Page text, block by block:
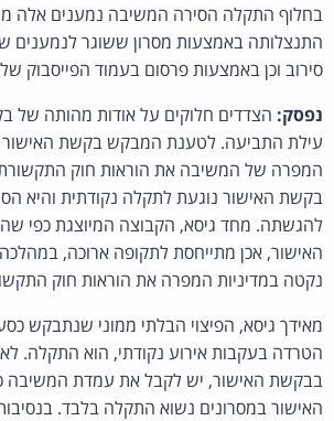
בחלוף התקלה הסירה המשיבה נמענים אלה
התנצלותה באמצעות מסרון ששוגר לנמענים
סירוב וכן באמצעות פרסום בעמוד הפייסבוק
נפסק: הצדדים חלוקים על אודות מהותה של
עילת התביעה. לטענת המבקש בקשת האישור
המפרה של המשיבה את הוראות חוק
בקשת האישור נוגעת לתקלה נקודתית והיא
להגשתה. מחד גיסא, הקבוצה המיוצגת כפי
האישור, אכן מתייחסת לתקופה ארוכה,
נקטה במדיניות המפרה את הוראות חוק
מאידך גיסא, הפיצוי הבלתי ממוני שנתבקש
הטרדה בעקבות אירוע נקודתי, הוא התקלה.
בבקשת האישור, יש לקבל את עמדת המשיבה
האישור במסרונים נשוא התקלה בלבד.